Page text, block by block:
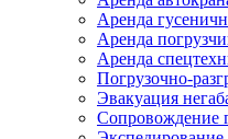
Аренда
Аренда
Аренда
Погрузочно-
Эвакуация
Сопровождение